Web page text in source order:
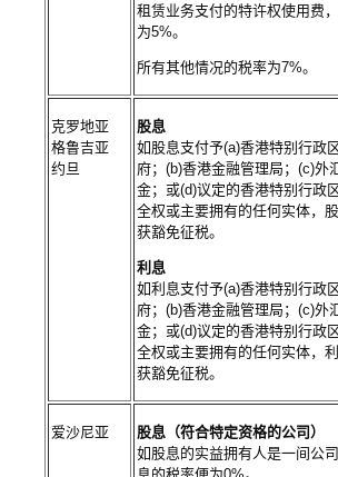
租赁业务支付的特许权使用费
为5%。
所有其他情况的税率为7%。
克罗地亚
格鲁吉亚
约旦
股息
如股息支付予(a)香港特别行政
府；(b)香港金融管理局；(c)外
金；或(d)议定的香港特别行政
全权或主要拥有的任何实体，
获豁免征税。
利息
如利息支付予(a)香港特别行政
府；(b)香港金融管理局；(c)外
金；或(d)议定的香港特别行政
全权或主要拥有的任何实体，
获豁免征税。
爱沙尼亚
股息（符合特定资格的公司）
如股息的实益拥有人是一间公